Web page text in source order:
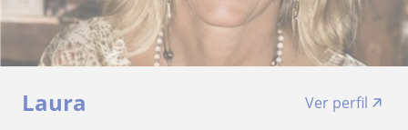
Laura
Ver perfil